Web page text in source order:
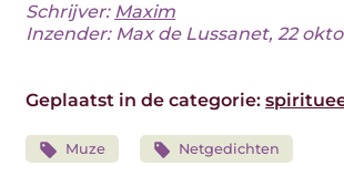
Schrijver: Maxim
Inzender: Max de Lussanet, 22
Geplaatst in de categorie:
Muze Netgedichten